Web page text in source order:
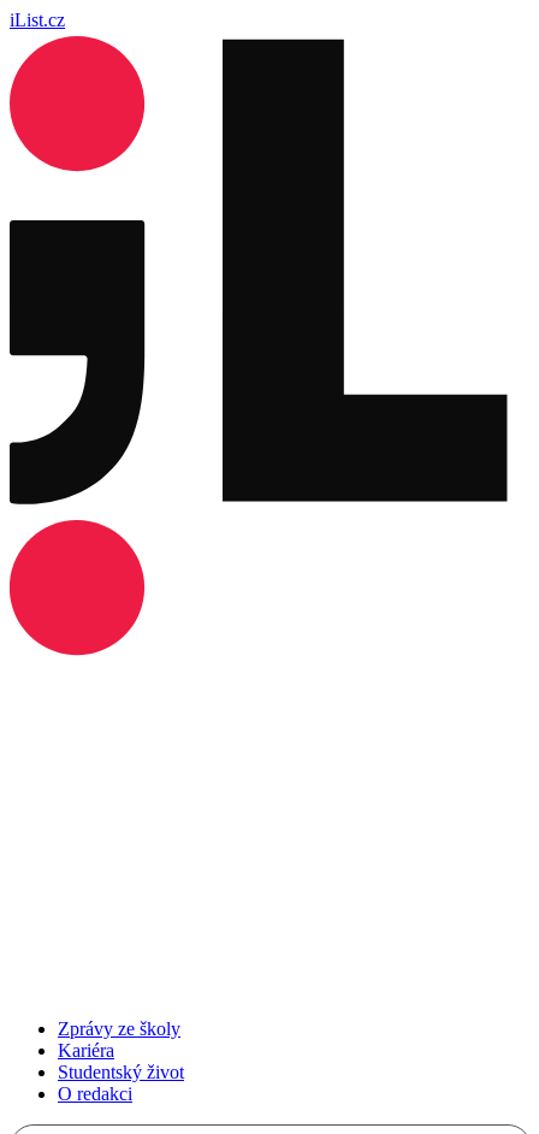
iList.cz
Zprávy ze školy
Kariéra
Studentský život
O redakci